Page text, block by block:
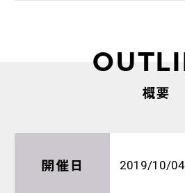
概要
開催日 2019/10/